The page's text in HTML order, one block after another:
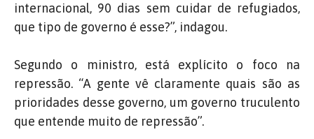
internacional, 90 dias sem cuidar de refugiados,
que tipo de governo é esse?”, indagou.
Segundo o ministro, está explícito o foco na
repressão. “A gente vê claramente quais são as
prioridades desse governo, um governo truculento
que entende muito de repressão”.